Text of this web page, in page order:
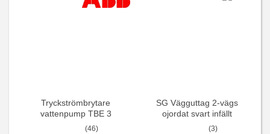
Tryckströmbrytare
vattenpump TBE 3
(46)
SG Vägguttag 2-vägs
ojordat svart infällt
16A/250V
(3)